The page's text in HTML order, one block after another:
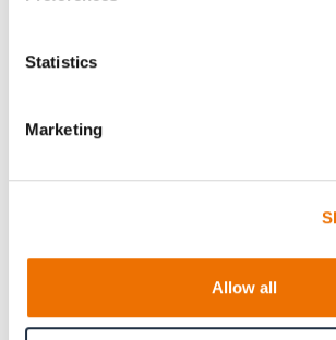
Statistics
Marketing
Allow all
1992
Planetengetriebe
Schiffsantrieb mit gegenläufigen